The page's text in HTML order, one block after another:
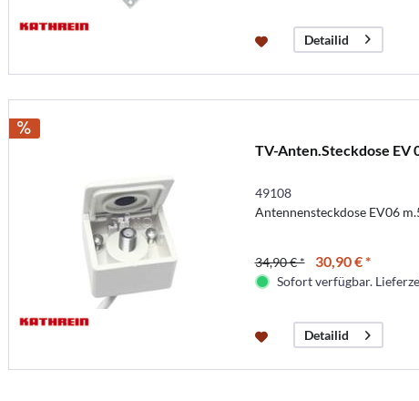
Detailid
TV-Anten.Steckdose EV
49108
Antennensteckdose EV06
34,90 € * 30,90 € *
Sofort verfügbar.
Detailid